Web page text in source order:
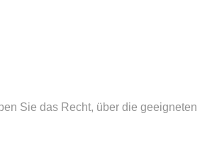
Sie das Recht, über die geeigneten